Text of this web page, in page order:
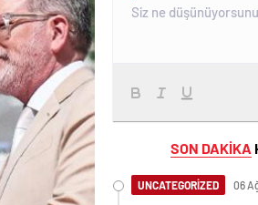
SON DAKİKA
UNCATEGORİZED 06